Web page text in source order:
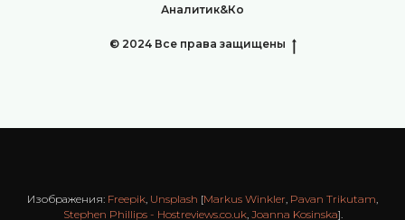
Аналитик&Ко
© 2024 Все права защищены
Изображения: Freepik, Unsplash [Markus Winkler, Pavan Trikutam,
Stephen Phillips - Hostreviews.co.uk, Joanna Kosinska].